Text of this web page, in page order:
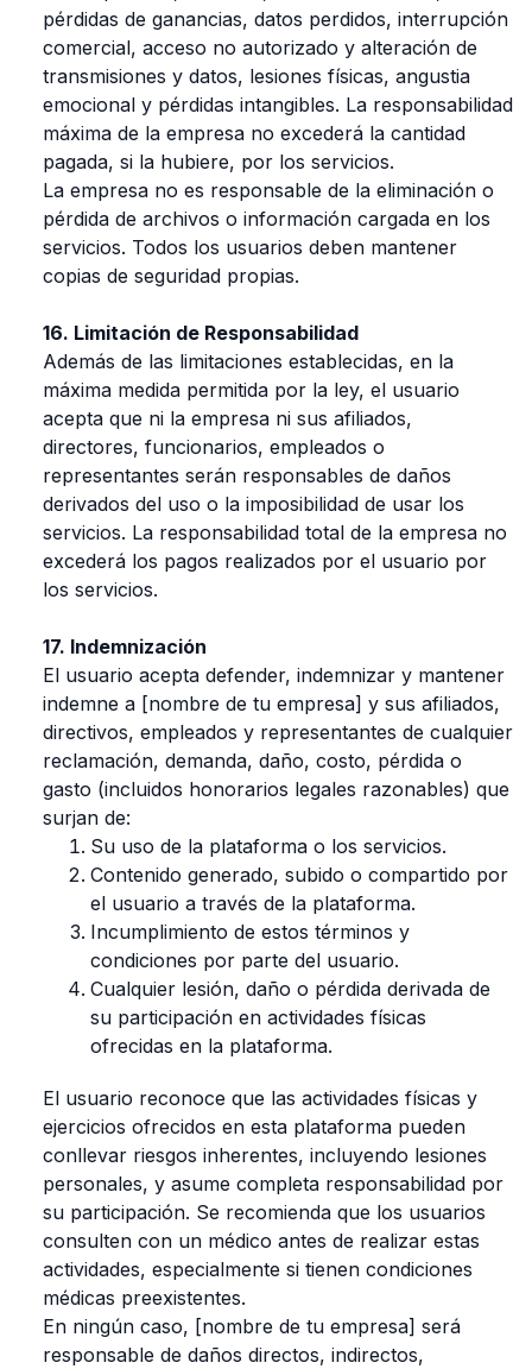
pérdidas de ganancias, datos perdidos, interrupción
comercial, acceso no autorizado y alteración de
transmisiones y datos, lesiones físicas, angustia
emocional y pérdidas intangibles. La responsabilidad
máxima de la empresa no excederá la cantidad
pagada, si la hubiere, por los servicios.
La empresa no es responsable de la eliminación o
pérdida de archivos o información cargada en los
servicios. Todos los usuarios deben mantener
copias de seguridad propias.
16. Limitación de Responsabilidad
Además de las limitaciones establecidas, en la
máxima medida permitida por la ley, el usuario
acepta que ni la empresa ni sus afiliados,
directores, funcionarios, empleados o
representantes serán responsables de daños
derivados del uso o la imposibilidad de usar los
servicios. La responsabilidad total de la empresa no
excederá los pagos realizados por el usuario por
los servicios.
17. Indemnización
El usuario acepta defender, indemnizar y mantener
indemne a [nombre de tu empresa] y sus afiliados,
directivos, empleados y representantes de cualquier
reclamación, demanda, daño, costo, pérdida o
gasto (incluidos honorarios legales razonables) que
surjan de:
Su uso de la plataforma o los servicios.
Contenido generado, subido o compartido por
el usuario a través de la plataforma.
Incumplimiento de estos términos y
condiciones por parte del usuario.
Cualquier lesión, daño o pérdida derivada de
su participación en actividades físicas
ofrecidas en la plataforma.
El usuario reconoce que las actividades físicas y
ejercicios ofrecidos en esta plataforma pueden
conllevar riesgos inherentes, incluyendo lesiones
personales, y asume completa responsabilidad por
su participación. Se recomienda que los usuarios
consulten con un médico antes de realizar estas
actividades, especialmente si tienen condiciones
médicas preexistentes.
En ningún caso, [nombre de tu empresa] será
responsable de daños directos, indirectos,